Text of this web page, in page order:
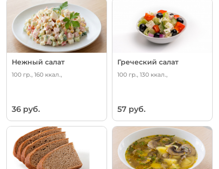
Нежный салат
100 гр., 160 ккал.,
36 руб.
Греческий салат
100 гр., 130 ккал.,
57 руб.